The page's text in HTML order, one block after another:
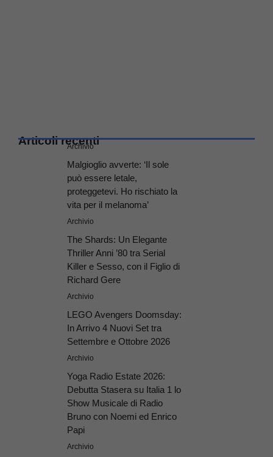
Articoli recenti
Archivio
Malgioglio avverte: ‘Il sole
può essere letale,
proteggetevi. Ho rischiato la
vita per il melanoma’
Archivio
The Shards: Un Elegante
Thriller Anni ’80 tra Serial
Killer e Sesso, con il Figlio di
Richard Gere
Archivio
LEGO Avengers Doomsday:
In Arrivo 4 Nuovi Set tra
Settembre e Ottobre 2026
Archivio
Yoga Radio Estate 2026:
Debutta Stasera su Italia 1 lo
Show Musicale di Radio
Bruno con Noemi ed Enrico
Papi
Archivio